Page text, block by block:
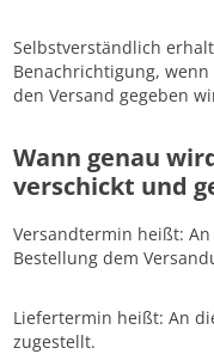
Selbstverständlich
Benachrichtigung,
den Versand gegeben
Wann genau
verschickt und
Versandtermin heißt:
Bestellung dem
Liefertermin heißt: An
zugestellt.